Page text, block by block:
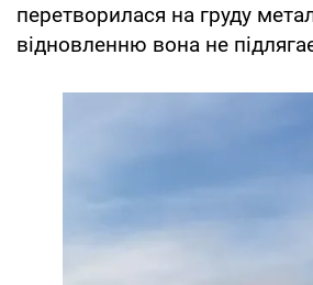
перетворилася на груду
відновленню вона не